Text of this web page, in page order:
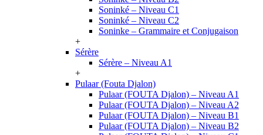
Soninké – Niveau C1
Soninké – Niveau C2
Soninke – Grammaire et Conjugaison
+
Sérère
Sérère – Niveau A1
+
Pulaar (Fouta Djalon)
Pulaar (FOUTA Djalon) – Niveau A1
Pulaar (FOUTA Djalon) – Niveau A2
Pulaar (FOUTA Djalon) – Niveau B1
Pulaar (FOUTA Djalon) – Niveau B2